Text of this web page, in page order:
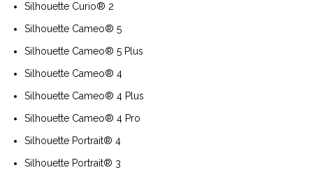
Silhouette Curio® 2
Silhouette Cameo® 5
Silhouette Cameo® 5 Plus
Silhouette Cameo® 4
Silhouette Cameo® 4 Plus
Silhouette Cameo® 4 Pro
Silhouette Portrait® 4
Silhouette Portrait® 3